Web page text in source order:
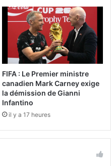
FIFA : Le Premier ministre
canadien Mark Carney exige
la démission de Gianni
Infantino
il y a 17 heures